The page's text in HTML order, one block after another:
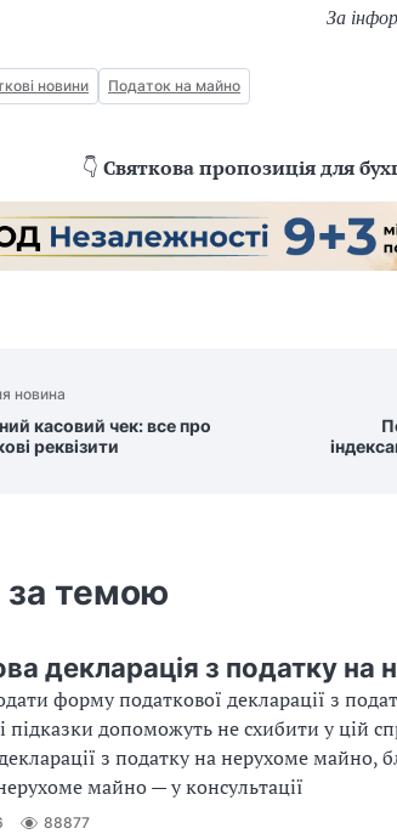
За
новини Податок на майно
👇 Святкова пропозиція для
новина
касовий чек: все про
реквізити
за темою
декларація з податку на
форму податкової декларації з
підказки допоможуть не схибити у цій
з податку на нерухоме майно,
майно — у консультації
88877